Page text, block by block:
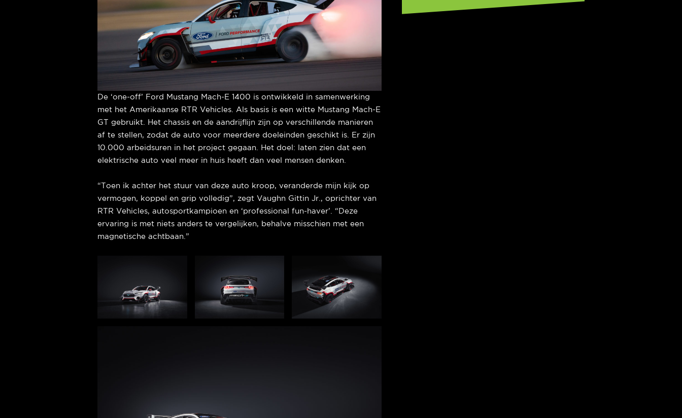
De ‘one-off’ Ford Mustang Mach-E 1400 is ontwikkeld in samenwerking
met het Amerikaanse RTR Vehicles. Als basis is een witte Mustang Mach-E
GT gebruikt. Het chassis en de aandrijflijn zijn op verschillende manieren
af te stellen, zodat de auto voor meerdere doeleinden geschikt is. Er zijn
10.000 arbeidsuren in het project gegaan. Het doel: laten zien dat een
elektrische auto veel meer in huis heeft dan veel mensen denken.
“Toen ik achter het stuur van deze auto kroop, veranderde mijn kijk op
vermogen, koppel en grip volledig”, zegt Vaughn Gittin Jr., oprichter van
RTR Vehicles, autosportkampioen en ‘professional fun-haver’. “Deze
ervaring is met niets anders te vergelijken, behalve misschien met een
magnetische achtbaan.”